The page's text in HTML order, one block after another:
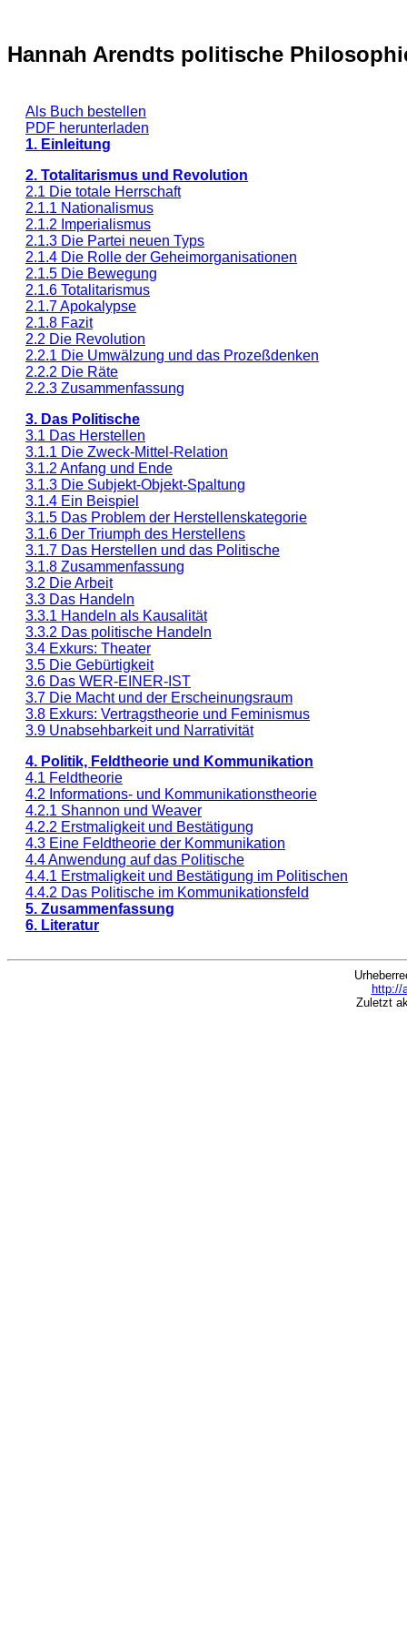
Hannah Arendts politische
Als Buch bestellen
PDF herunterladen
1. Einleitung
2. Totalitarismus und Revolution
2.1 Die totale Herrschaft
2.1.1 Nationalismus
2.1.2 Imperialismus
2.1.3 Die Partei neuen Typs
2.1.4 Die Rolle der Geheimorganisationen
2.1.5 Die Bewegung
2.1.6 Totalitarismus
2.1.7 Apokalypse
2.1.8 Fazit
2.2 Die Revolution
2.2.1 Die Umwälzung und das Prozeßdenken
2.2.2 Die Räte
2.2.3 Zusammenfassung
3. Das Politische
3.1 Das Herstellen
3.1.1 Die Zweck-Mittel-Relation
3.1.2 Anfang und Ende
3.1.3 Die Subjekt-Objekt-Spaltung
3.1.4 Ein Beispiel
3.1.5 Das Problem der Herstellenskategorie
3.1.6 Der Triumph des Herstellens
3.1.7 Das Herstellen und das Politische
3.1.8 Zusammenfassung
3.2 Die Arbeit
3.3 Das Handeln
3.3.1 Handeln als Kausalität
3.3.2 Das politische Handeln
3.4 Exkurs: Theater
3.5 Die Gebürtigkeit
3.6 Das WER-EINER-IST
3.7 Die Macht und der Erscheinungsraum
3.8 Exkurs: Vertragstheorie und Feminismus
3.9 Unabsehbarkeit und Narrativität
4. Politik, Feldtheorie und Kommunikation
4.1 Feldtheorie
4.2 Informations- und Kommunikationstheorie
4.2.1 Shannon und Weaver
4.2.2 Erstmaligkeit und Bestätigung
4.3 Eine Feldtheorie der Kommunikation
4.4 Anwendung auf das Politische
4.4.1 Erstmaligkeit und Bestätigung im Politischen
4.4.2 Das Politische im Kommunikationsfeld
5. Zusammenfassung
6. Literatur
http://
Zuletzt